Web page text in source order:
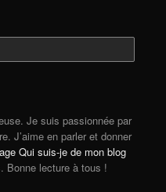
Je suis passionnée par
J’aime en parler et donner
Qui suis-je de mon blog
Bonne lecture à tous !